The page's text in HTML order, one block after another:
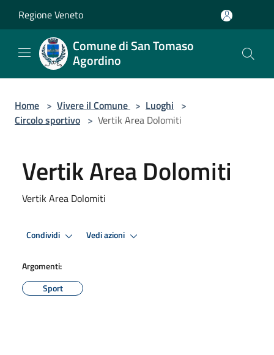
Regione Veneto
Comune di San Tomaso
Agordino
Home > Vivere il Comune > Luoghi >
Circolo sportivo > Vertik Area Dolomiti
Vertik Area Dolomiti
Vertik Area Dolomiti
Condividi Vedi azioni
Argomenti:
Sport